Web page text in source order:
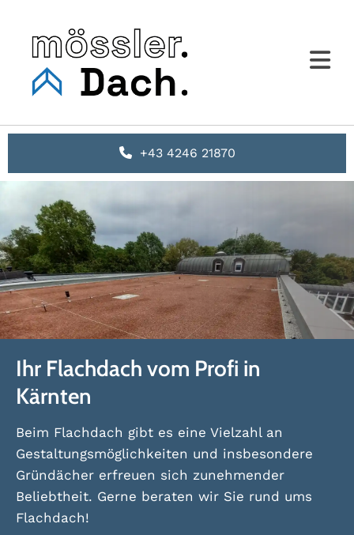
+43 4246 21870
Ihr Flachdach vom Profi in
Kärnten
Beim Flachdach gibt es eine Vielzahl an
Gestaltungsmöglichkeiten und insbesondere
Gründächer erfreuen sich zunehmender
Beliebtheit. Gerne beraten wir Sie rund ums
Flachdach!